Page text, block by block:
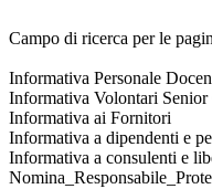
Campo di ricerca per le
Informativa Personale
Informativa Volontari
Informativa ai Fornitori
Informativa a dipendenti e
Informativa a consulenti e